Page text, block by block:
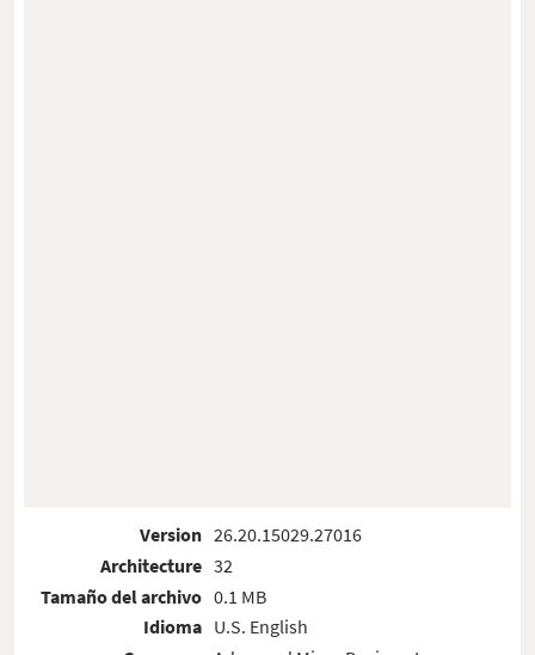
Version
Architecture
Tamaño del archivo
Idioma
26.20.15029.27016
32
0.1 MB
U.S. English